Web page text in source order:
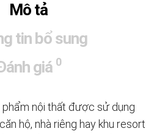
Mô tả
tin bổ sung
giá 0
phẩm nội thất được sử dụng
hộ, nhà riêng hay khu resort